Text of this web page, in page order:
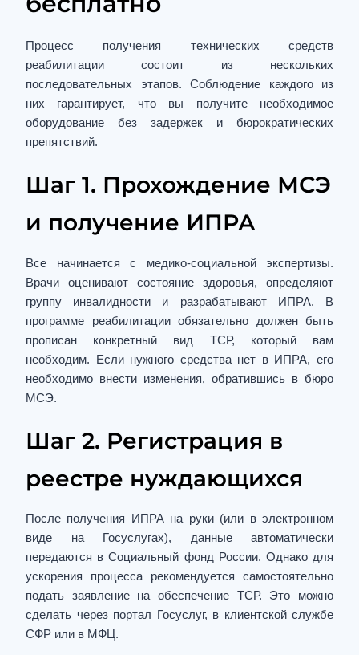
Процесс получения технических средств
реабилитации состоит из нескольких
последовательных этапов. Соблюдение каждого из
них гарантирует, что вы получите необходимое
оборудование без задержек и бюрократических
препятствий.
Шаг 1. Прохождение МСЭ
и получение ИПРА
Все начинается с медико-социальной экспертизы.
Врачи оценивают состояние здоровья, определяют
группу инвалидности и разрабатывают ИПРА. В
программе реабилитации обязательно должен быть
прописан конкретный вид ТСР, который вам
необходим. Если нужного средства нет в ИПРА, его
необходимо внести изменения, обратившись в бюро
МСЭ.
Шаг 2. Регистрация в
реестре нуждающихся
После получения ИПРА на руки (или в электронном
виде на Госуслугах), данные автоматически
передаются в Социальный фонд России. Однако для
ускорения процесса рекомендуется самостоятельно
подать заявление на обеспечение ТСР. Это можно
сделать через портал Госуслуг, в клиентской службе
СФР или в МФЦ.